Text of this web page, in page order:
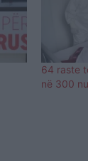
64 raste
në 300